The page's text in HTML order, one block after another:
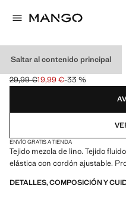
Saltar al contenido principal
PANTALÓN RECTO LINO
Precio inicial tachado [29,99 € ]
29,99 €
Precio actual [19,99 € ]
19,99 €-33 %
Selecciona un color
ENVÍO GRATIS A TIENDA
Tejido mezcla de lino. Tejido
elástica con cordón ajustable.
DETALLES, COMPOSICIÓN Y